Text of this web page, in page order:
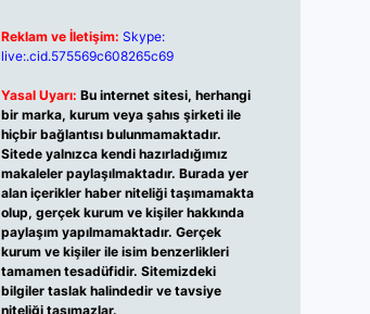
Reklam ve İletişim: Skype:
live:.cid.575569c608265c69
Yasal Uyarı: Bu internet sitesi, herhangi
bir marka, kurum veya şahıs şirketi ile
hiçbir bağlantısı bulunmamaktadır.
Sitede yalnızca kendi hazırladığımız
makaleler paylaşılmaktadır. Burada yer
alan içerikler haber niteliği taşımamakta
olup, gerçek kurum ve kişiler hakkında
paylaşım yapılmamaktadır. Gerçek
kurum ve kişiler ile isim benzerlikleri
tamamen tesadüfidir. Sitemizdeki
bilgiler taslak halindedir ve tavsiye
niteliği taşımazlar.